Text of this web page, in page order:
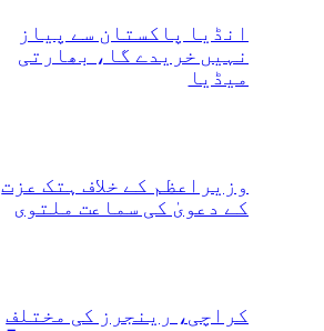
انڈیا پاکستان سے پیاز
نہیں خریدے گا، بھارتی
میڈیا
وزیراعظم کے خلاف ہتک عزت
کے دعویٰ کی سماعت ملتوی
کراچی، رینجرز کی مختلف